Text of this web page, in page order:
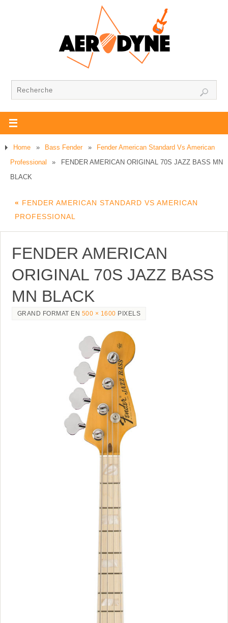
Home » Bass Fender »
Fender American Standard Vs American
Professional
»
FENDER AMERICAN ORIGINAL 70S JAZZ BASS MN
BLACK
« FENDER AMERICAN STANDARD VS AMERICAN
PROFESSIONAL
FENDER AMERICAN
ORIGINAL 70S JAZZ BASS
MN BLACK
GRAND FORMAT EN 500 × 1600 PIXELS